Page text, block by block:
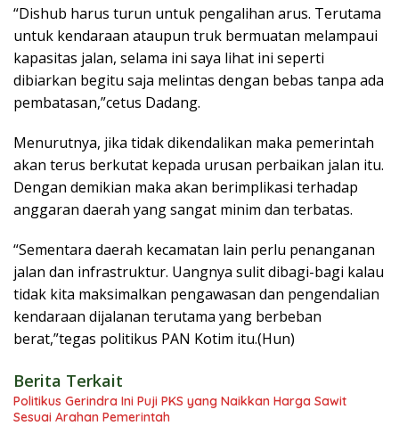
“Dishub harus turun untuk pengalihan arus. Terutama
untuk kendaraan ataupun truk bermuatan melampaui
kapasitas jalan, selama ini saya lihat ini seperti
dibiarkan begitu saja melintas dengan bebas tanpa ada
pembatasan,”cetus Dadang.
Menurutnya, jika tidak dikendalikan maka pemerintah
akan terus berkutat kepada urusan perbaikan jalan itu.
Dengan demikian maka akan berimplikasi terhadap
anggaran daerah yang sangat minim dan terbatas.
“Sementara daerah kecamatan lain perlu penanganan
jalan dan infrastruktur. Uangnya sulit dibagi-bagi kalau
tidak kita maksimalkan pengawasan dan pengendalian
kendaraan dijalanan terutama yang berbeban
berat,”tegas politikus PAN Kotim itu.(Hun)
Berita Terkait
Politikus Gerindra Ini Puji PKS yang Naikkan Harga Sawit
Sesuai Arahan Pemerintah